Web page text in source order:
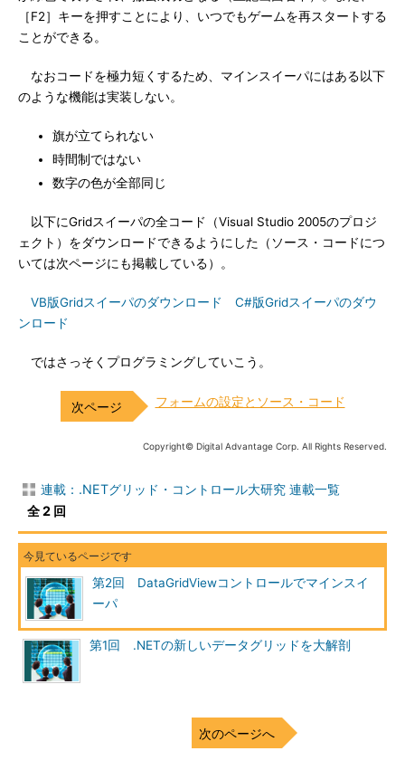
［F2］キーを押すことにより、いつでもゲームを再スタートする
ことができる。
なおコードを極力短くするため、マインスイーパにはある以下
のような機能は実装しない。
旗が立てられない
時間制ではない
数字の色が全部同じ
以下にGridスイーパの全コード（Visual Studio 2005のプロジ
ェクト）をダウンロードできるようにした（ソース・コードにつ
いては次ページにも掲載している）。
VB版Gridスイーパのダウンロード
C#版Gridスイーパのダウ
ンロード
ではさっそくプログラミングしていこう。
フォームの設定とソース・コード
Copyright© Digital Advantage Corp. All Rights Reserved.
連載：.NETグリッド・コントロール大研究 連載一覧
全 2 回
第2回 DataGridViewコントロールでマインスイ
ーパ
第1回 .NETの新しいデータグリッドを大解剖
次のページへ